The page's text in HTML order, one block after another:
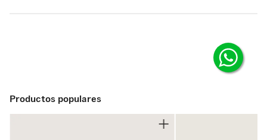
en presentar el icónico sidestripe, es un calzado de corte
choclo agujetado construido en canvas macizo y piel
sintética. Cuenta con una punta que resiste el uso
flexibilidad, además de la suela waffle de hule distintiva de
Productos populares